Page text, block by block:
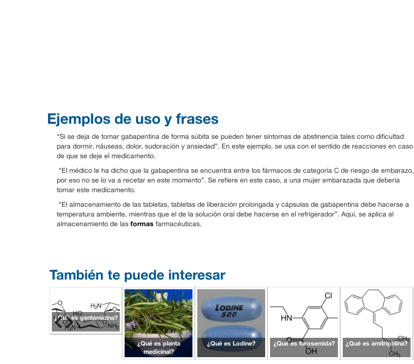
Ejemplos de uso y frases
“Si se deja de tomar gabapentina de forma súbita se pueden tener síntomas de abstinencia tales como dificultad
para dormir, náuseas, dolor, sudoración y ansiedad”. En este ejemplo, se usa con el sentido de reacciones en caso
de que se deje el medicamento.
“El médico le ha dicho que la gabapentina se encuentra entre los fármacos de categoría C de riesgo de embarazo,
por eso no se lo va a recetar en este momento”. Se refiere en este caso, a una mujer embarazada que debería
tomar este medicamento.
“El almacenamiento de las tabletas, tabletas de liberación prolongada y cápsulas de gabapentina debe hacerse a
temperatura ambiente, mientras que el de la solución oral debe hacerse en el refrigerador”. Aquí, se aplica al
almacenamiento de las formas farmacéuticas.
También te puede interesar
¿Qué es gentamicina?
¿Qué es planta
medicinal?
¿Qué es Lodine? ¿Qué es furosemida? ¿Qué es amitriptilina?